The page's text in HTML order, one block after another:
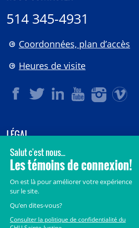
514 345-4931
Coordonnées, plan d’accès
Heures de visite
LÉGAL
© 2006-2026CHU Sainte-Justine.
Tous droits réservés.
Accès aux documents des organismes